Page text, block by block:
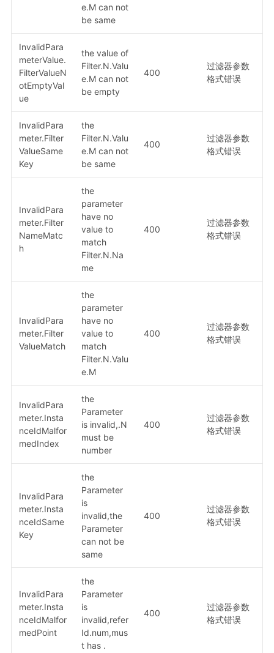
e.M can not
be same
InvalidPara
meterValue.
FilterValueN
otEmptyVal
ue
the value of
Filter.N.Valu
e.M can not
be empty
400
过滤器参数
格式错误
InvalidPara
meter.Filter
ValueSame
Key
the
Filter.N.Valu
e.M can not
be same
400
过滤器参数
格式错误
InvalidPara
meter.Filter
NameMatc
h
the
parameter
have no
value to
match
Filter.N.Na
me
400
过滤器参数
格式错误
InvalidPara
meter.Filter
ValueMatch
the
parameter
have no
value to
match
Filter.N.Valu
e.M
400
过滤器参数
格式错误
InvalidPara
meter.Insta
nceIdMalfor
medIndex
the
Parameter
is invalid,.N
must be
number
400
过滤器参数
格式错误
InvalidPara
meter.Insta
nceIdSame
Key
the
Parameter
is
invalid,the
Parameter
can not be
same
400
过滤器参数
格式错误
InvalidPara
meter.Insta
nceIdMalfor
medPoint
the
Parameter
is
invalid,refer
Id.num,mus
t has .
400
过滤器参数
格式错误